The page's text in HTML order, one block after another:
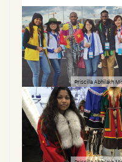
Priscilla Abhilakh